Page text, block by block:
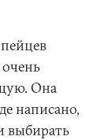
Она
написано,
выбирать